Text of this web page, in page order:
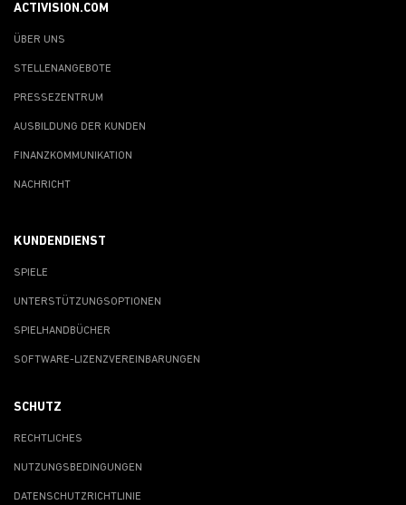
ACTIVISION.COM
ÜBER UNS
STELLENANGEBOTE
PRESSEZENTRUM
AUSBILDUNG DER KUNDEN
FINANZKOMMUNIKATION
NACHRICHT
KUNDENDIENST
SPIELE
UNTERSTÜTZUNGSOPTIONEN
SPIELHANDBÜCHER
SOFTWARE-LIZENZVEREINBARUNGEN
SCHUTZ
RECHTLICHES
NUTZUNGSBEDINGUNGEN
DATENSCHUTZRICHTLINIE